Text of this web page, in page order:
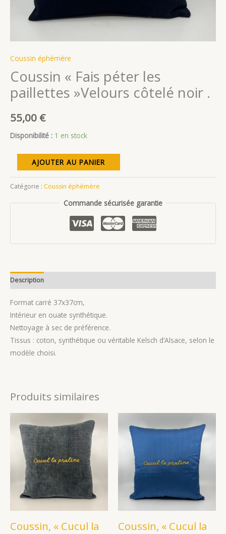
Coussin éphémère
Coussin « Fais péter les
paillettes »Velours côtelé noir .
55,00 €
Disponibilité : 1 en stock
quantité
de
Coussin
.
AJOUTER AU PANIER
Catégorie : Coussin éphémère
Commande sécurisée garantie
Description
Format carré 37x37cm,
Intérieur en ouate synthétique.
Nettoyage à sec de préférence.
Tissus : coton, synthétique ou véritable Kelsch d’Alsace, selon le
modèle choisi.
Produits similaires
Coussin, « Cucul la
Coussin, « Cucul la